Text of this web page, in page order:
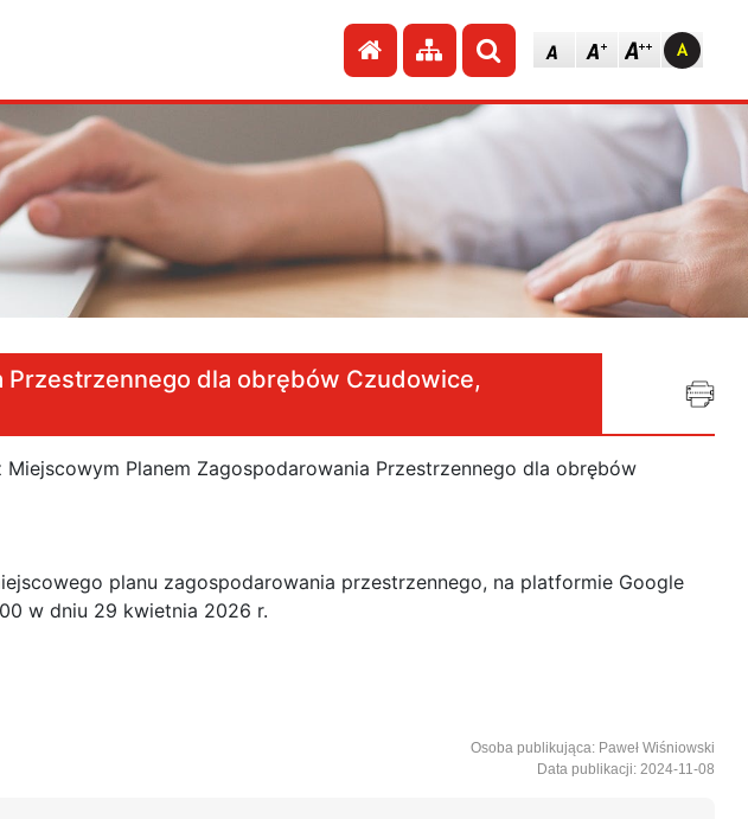
Przejdź do strony głównej
Przejdź do mapy strony
Szukaj
dla obrębów Czudowice,
Planem Zagospodarowania Przestrzennego dla obrębów
planu zagospodarowania przestrzennego, na platformie Google
w dniu 29 kwietnia 2026 r.
Osoba publikująca: Paweł Wiśniowski
Data publikacji: 2024-11-08